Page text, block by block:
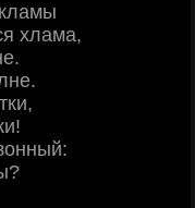
хлама,